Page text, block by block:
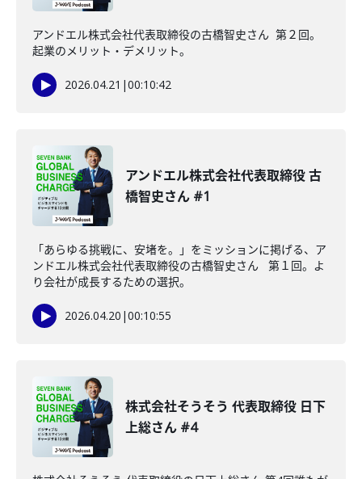
アンドエル株式会社代表取締役の古橋智史さん 第２回。
起業のメリット・デメリット。
2026.04.21 |00:10:42
アンドエル株式会社代表取締役 古
橋智史さん #1
「あらゆる挑戦に、安堵を。」をミッションに掲げる、ア
ンドエル株式会社代表取締役の古橋智史さん 第１回。よ
り会社が成長するための選択。
2026.04.20 |00:10:55
株式会社そうそう 代表取締役 日下
上総さん #4